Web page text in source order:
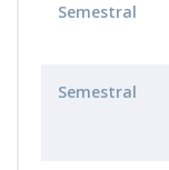
Semestral
Semestral